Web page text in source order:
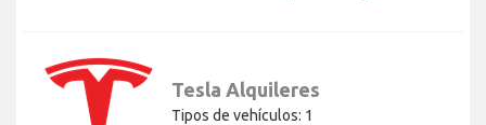
Tesla Alquileres
Tipos de vehículos: 1